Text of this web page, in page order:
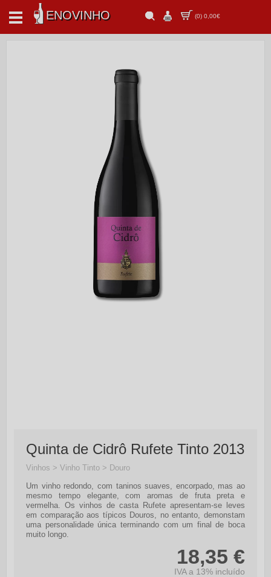
ENOVINHO (0) 0,00€
Quinta de Cidrô Rufete Tinto 2013
Vinhos > Vinho Tinto > Douro
Um vinho redondo, com taninos suaves, encorpado, mas ao
mesmo tempo elegante, com aromas de fruta preta e
vermelha. Os vinhos de casta Rufete apresentam-se leves
em comparação aos típicos Douros, no entanto, demonstam
uma personalidade única terminando com um final de boca
muito longo.
18,35 €
IVA a 13% incluído